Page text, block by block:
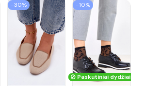
−30% −10%
Paskutiniai dydžiai!